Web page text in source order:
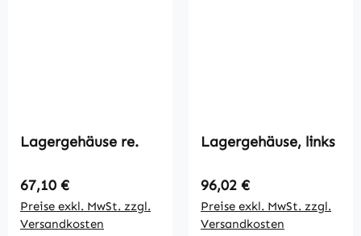
Lagergehäuse re.
Regulärer Preis:
67,10 €
Preise exkl. MwSt. zzgl.
Versandkosten
Lagergehäuse, links
Regulärer Preis:
96,02 €
Preise exkl. MwSt. zzgl.
Versandkosten